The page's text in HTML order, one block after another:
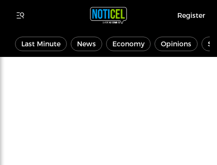
Register
Last Minute News Economy Opinions